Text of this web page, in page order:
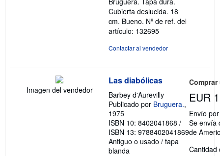
Cubierta deslucida. 18
cm. Bueno. Nº de ref. del
artículo: 132695
Contactar al vendedor
Imagen del vendedor
Las diabólicas
Barbey d'Aurevilly
Publicado por Bruguera.,
1975
ISBN 10: 8402041868 /
ISBN 13: 9788402041869
Antiguo o usado / tapa
blanda
EUR
Envío
Se envía
de
Cantidad